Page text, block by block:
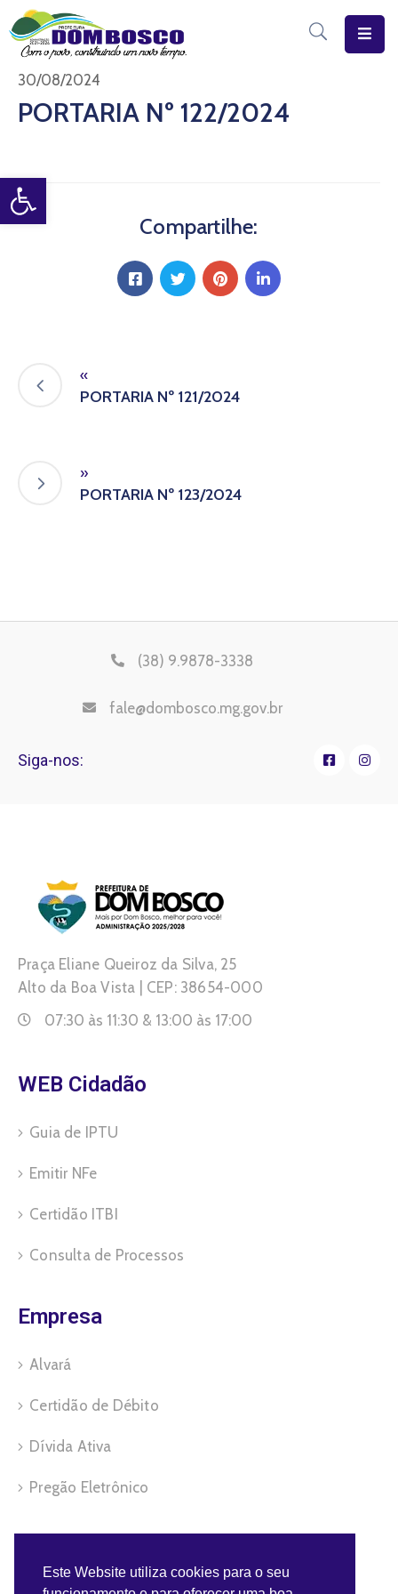
Open toolbar
Início
O
Estrutura
Diário
30/08/2024
PORTARIA Nº 122/2024
Compartilhe:
«
PORTARIA Nº 121/2024
»
PORTARIA Nº 123/2024
(38) 9.9878-3338
fale@dombosco.mg.gov.br
Siga-nos:
Praça Eliane Queiroz da Silva, 25
Alto da Boa Vista | CEP: 38654-000
07:30 às 11:30 & 13:00 às 17:00
WEB Cidadão
Guia de IPTU
Emitir NFe
Certidão ITBI
Consulta de Processos
Empresa
Alvará
Certidão de Débito
Dívida Ativa
Pregão Eletrônico
Este Website utiliza cookies para o seu